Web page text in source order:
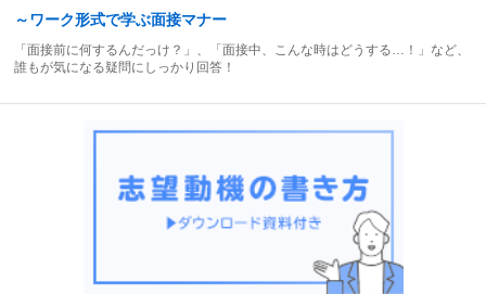
～ワーク形式で学ぶ面接マナー
「面接前に何するんだっけ？」、「面接中、こんな時はどうする…！」など、
誰もが気になる疑問にしっかり回答！